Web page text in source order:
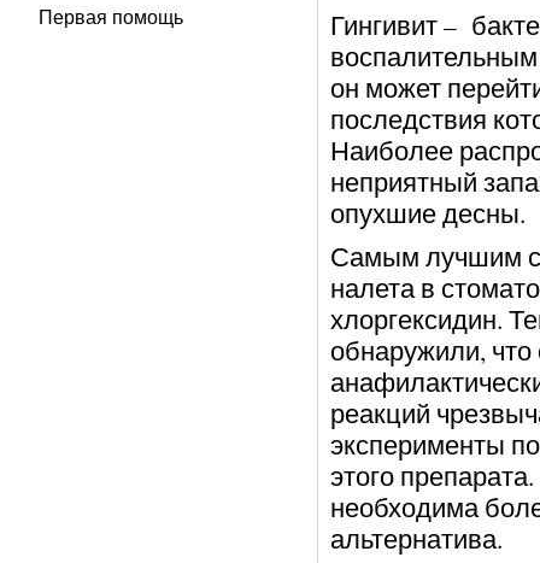
Первая помощь
Гингивит –
он может
последствия
Наиболее
неприятный
опухшие десны.
Самым лучшим
налета в
хлоргексидин.
обнаружили,
реакций
эксперименты
этого
необходима
альтернатива.